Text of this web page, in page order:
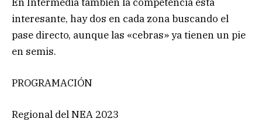
interesante, hay dos en cada zona buscando el
pase directo, aunque las «cebras» ya tienen un pie
en semis.
PROGRAMACIÓN
Regional del NEA 2023